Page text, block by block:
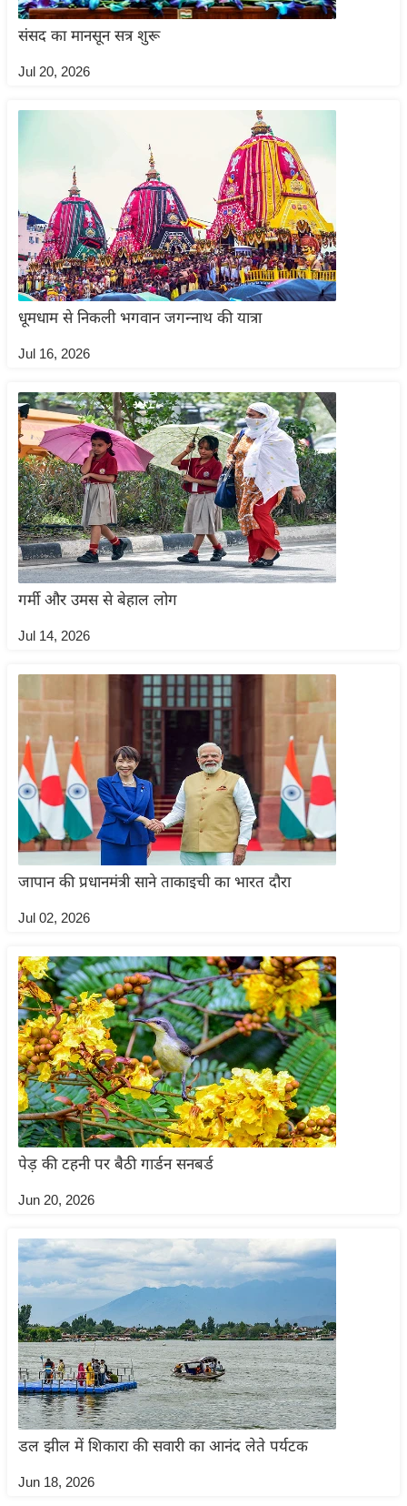
/
फै
श
घ
स्खे
प
र्य
ट
न
स्थ
ल
ट
ने
स
मं
त्रा
रि
ले
श
न
शि
रा
ज
ति
वि
श्ले
ण
स
सा
यि
क
मा
तृ
भू
मि
स्तं
भ
ए
म
आ
र
.
आ
ई
.
चा
य
प
स
संसद का मानसून सत्र शुरू
Jul 20, 2026
धूमधाम से निकली भगवान जगन्नाथ की यात्रा
Jul 16, 2026
गर्मी और उमस से बेहाल लोग
Jul 14, 2026
जापान की प्रधानमंत्री साने ताकाइची का भारत दौरा
Jul 02, 2026
पेड़ की टहनी पर बैठी गार्डन सनबर्ड
Jun 20, 2026
डल झील में शिकारा की सवारी का आनंद लेते पर्यटक
Jun 18, 2026